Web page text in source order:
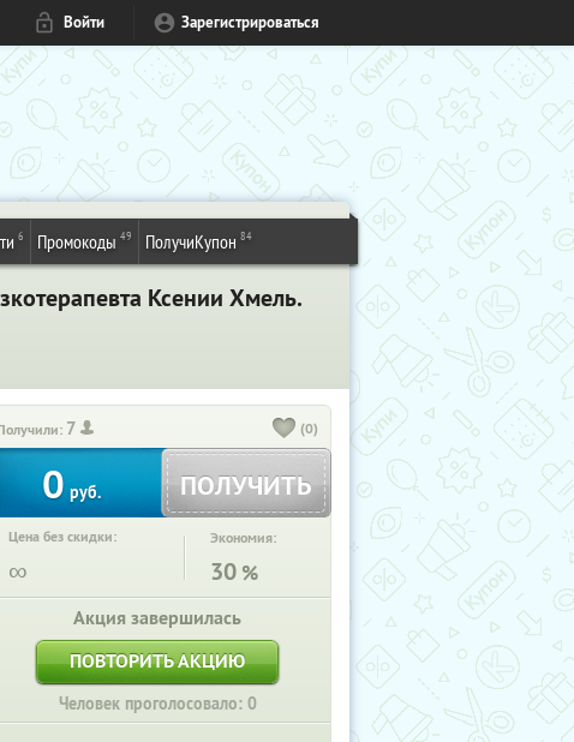
Войти Зарегистрироваться
6 Промокоды 49 ПолучиКупон 84
Ксении Хмель.
7 (0)
0 руб. ПОЛУЧИТЬ
Цена без скидки:
∞
Экономия:
30 %
Акция завершилась
ПОВТОРИТЬ АКЦИЮ
Человек проголосовало: 0